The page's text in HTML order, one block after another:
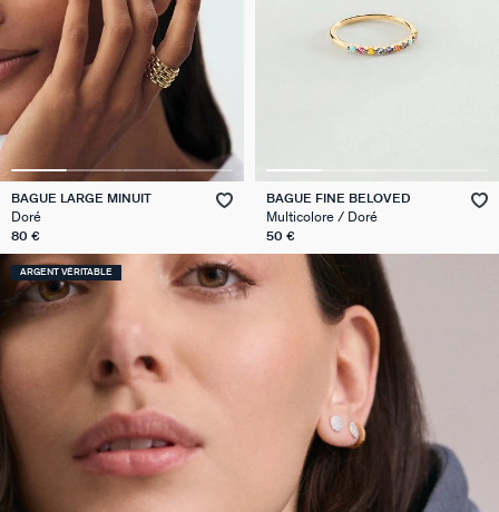
BAGUE LARGE MINUIT
Doré
80 €
BAGUE FINE BELOVED
Multicolore / Doré
50 €
ARGENT VÉRITABLE